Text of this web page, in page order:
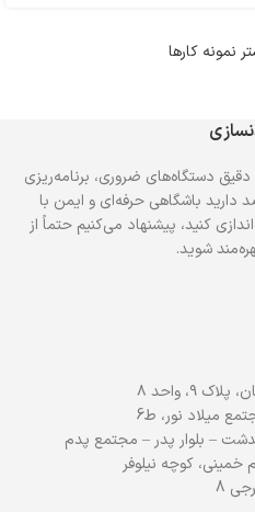
نمونه کارها
دستگاه‌های ضروری، برنامه‌ریزی
دارید باشگاهی حرفه‌ای و ایمن با
کنید، پیشنهاد می‌کنیم حتماً از
شوید.
۹، واحد ۸
میلاد نور، ط6
– بلوار پدر – مجتمع پدم
خمینی، کوچه نیلوفر
8